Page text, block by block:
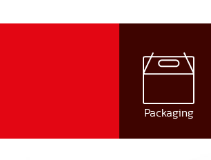
Packaging